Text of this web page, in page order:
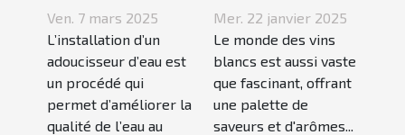
l'installation
d'un
adoucisseur
d'eau ?
Ven. 7 mars 2025
L’installation d’un
adoucisseur d’eau est
un procédé qui
permet d’améliorer la
qualité de l’eau au
blancs issus de
vignobles
renommés
Mer. 22 janvier 2025
Le monde des vins
blancs est aussi vaste
que fascinant, offrant
une palette de
saveurs et d'arômes...